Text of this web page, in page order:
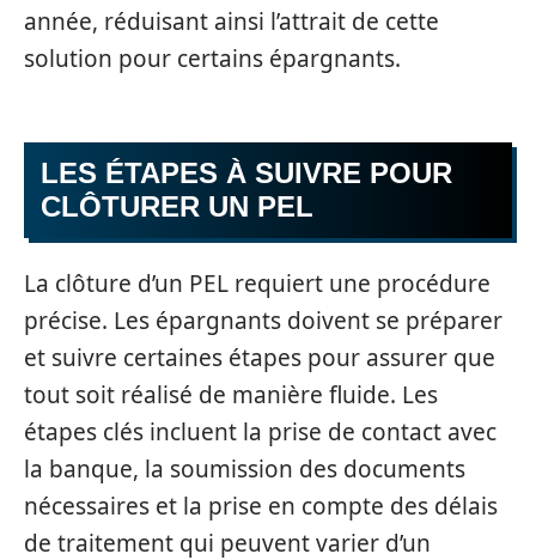
année, réduisant ainsi l’attrait de cette
solution pour certains épargnants.
LES ÉTAPES À SUIVRE POUR
CLÔTURER UN PEL
La clôture d’un PEL requiert une procédure
précise. Les épargnants doivent se préparer
et suivre certaines étapes pour assurer que
tout soit réalisé de manière fluide. Les
étapes clés incluent la prise de contact avec
la banque, la soumission des documents
nécessaires et la prise en compte des délais
de traitement qui peuvent varier d’un